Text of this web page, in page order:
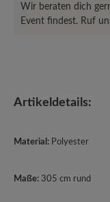
Wir beraten dich
Event findest. Ruf
Artikeldetails:
Material: Polyester
Maße: 305 cm rund